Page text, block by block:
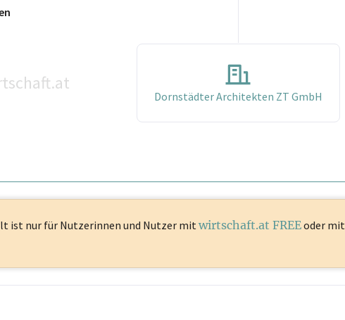
Dornstädter Architekten ZT GmbH
ist nur für Nutzerinnen und Nutzer mit wirtschaft.at FREEoder mit